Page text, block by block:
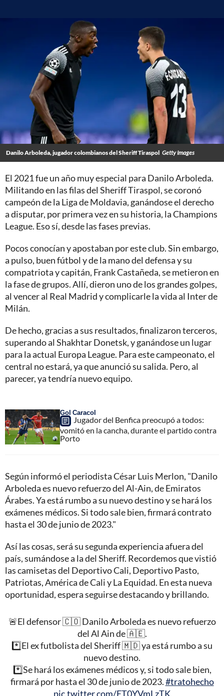
Danilo Arboleda, jugador colombianos del Sheriff Tiraspol Getty Images
El 2021 fue un año muy especial para Danilo Arboleda.
Militando en las filas del Sheriff Tiraspol, se coronó
campeón de la Liga de Moldavia, ganándose el derecho
a disputar, por primera vez en su historia, la Champions
League. Eso sí, desde las fases previas.
Pocos conocían y apostaban por este club. Sin embargo,
a pulso, buen fútbol y de la mano del defensa y su
compatriota y capitán, Frank Castañeda, se metieron en
la fase de grupos. Allí, dieron uno de los grandes golpes,
al vencer al Real Madrid y complicarle la vida al Inter de
Milán.
De hecho, gracias a sus resultados, finalizaron terceros,
superando al Shakhtar Donetsk, y ganándose un lugar
para la actual Europa League. Para este campeonato, el
central no estará, ya que anunció su salida. Pero, al
parecer, ya tendría nuevo equipo.
Gol Caracol
Jugador del Benfica preocupó a todos:
vomitó en la cancha, durante el partido contra
Porto
Según informó el periodista César Luis Merlon, "Danilo
Arboleda es nuevo refuerzo del Al-Ain, de Emiratos
Árabes. Ya está rumbo a su nuevo destino y se hará los
exámenes médicos. Si todo sale bien, firmará contrato
hasta el 30 de junio de 2023."
Así las cosas, será su segunda experiencia afuera del
país, sumándose a la del Sheriff. Recordemos que vistió
las camisetas del Deportivo Cali, Deportivo Pasto,
Patriotas, América de Cali y La Equidad. En esta nueva
oportunidad, espera seguirse destacando y brillando.
🚨El defensor 🇨🇴 Danilo Arboleda es nuevo refuerzo
del Al Ain de 🇦🇪.
*️⃣El ex futbolista del Sheriff 🇲🇩 ya está rumbo a su
nuevo destino.
*️⃣Se hará los exámenes médicos y, si todo sale bien,
firmará por hasta el 30 de junio de 2023.#tratohecho
pic.twitter.com/ET0YVmLzTK